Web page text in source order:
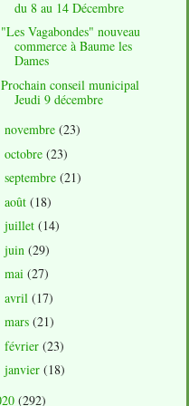
du 8 au 14 Décembre
"Les Vagabondes" nouveau
commerce à Baume les
Dames
Prochain conseil municipal
Jeudi 9 décembre
novembre (23)
octobre (23)
septembre (21)
août (18)
juillet (14)
juin (29)
mai (27)
avril (17)
mars (21)
février (23)
janvier (18)
(292)